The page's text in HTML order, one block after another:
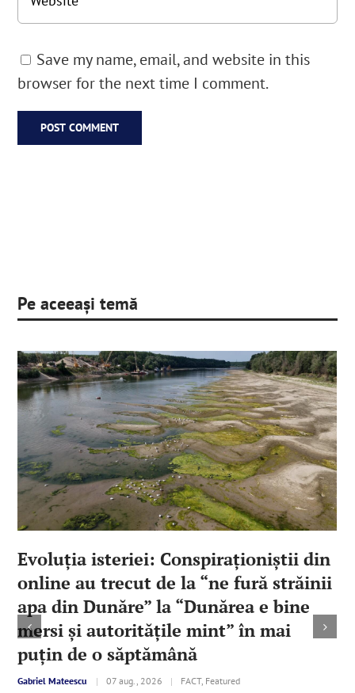
Save my name, email, and website in this
browser for the next time I comment.
Pe aceeași temă
Evoluția isteriei: Conspiraționiștii din
online au trecut de la “ne fură străinii
apa din Dunăre” la “Dunărea e bine
mersi și autoritățile mint” în mai
puțin de o săptămână
Gabriel Mateescu | 07 aug., 2026 | FACT, Featured